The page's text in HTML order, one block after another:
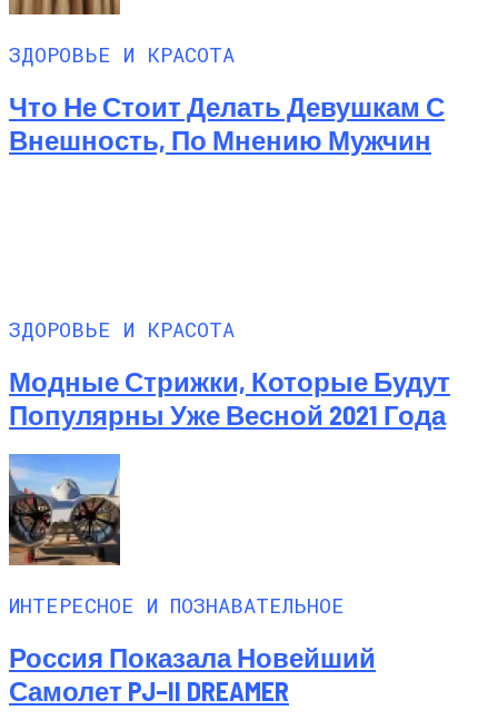
ЗДОРОВЬЕ И КРАСОТА
Что Не Стоит Делать Девушкам С
Внешность, По Мнению Мужчин
ЗДОРОВЬЕ И КРАСОТА
Модные Стрижки, Которые Будут
Популярны Уже Весной 2021 Года
ИНТЕРЕСНОЕ И ПОЗНАВАТЕЛЬНОЕ
Россия Показала Новейший
Самолет PJ–II DREAMER